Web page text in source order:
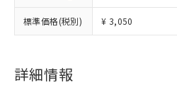
標準価格(税別) ¥ 3,050
詳細情報